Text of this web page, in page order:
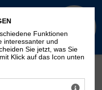
"Moritzorgel":
Zeitstrahl
Funktionen
interessanter und
Sie jetzt, was Sie
Klick auf das Icon unten